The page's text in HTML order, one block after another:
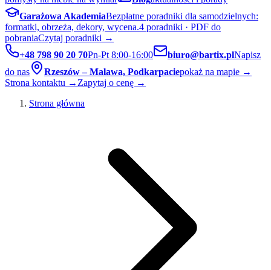
Garażowa AkademiaBezpłatne poradniki dla samodzielnych:
formatki, obrzeża, dekory, wycena.4 poradniki · PDF do
pobraniaCzytaj poradniki →
+48 798 90 20 70Pn-Pt 8:00-16:00 biuro@bartix.plNapisz
do nas
Rzeszów – Malawa, Podkarpaciepokaż na mapie →
Strona kontaktu → Zapytaj o cenę →
Strona główna